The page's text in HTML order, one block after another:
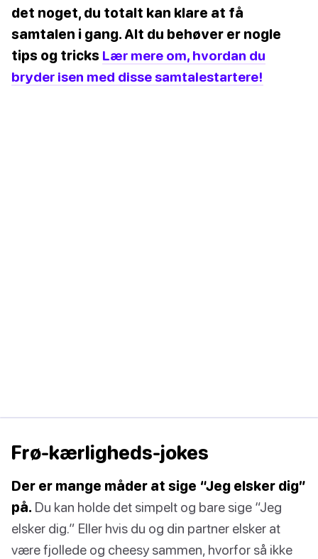
det noget, du totalt kan klare at få
samtalen i gang. Alt du behøver er nogle
tips og tricks Lær mere om, hvordan du
bryder isen med disse samtalestartere!
Frø-kærligheds-jokes
Der er mange måder at sige “Jeg elsker dig”
på. Du kan holde det simpelt og bare sige “Jeg
elsker dig.” Eller hvis du og din partner elsker at
være fjollede og cheesy sammen, hvorfor så ikke